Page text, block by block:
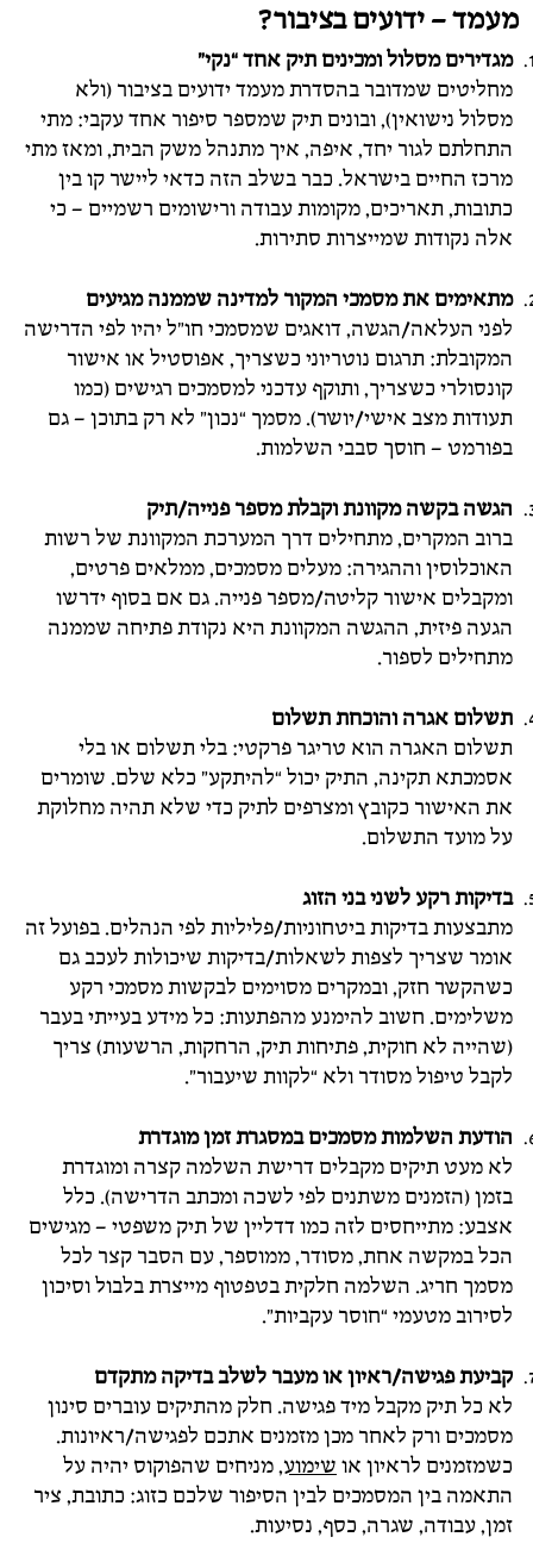
מעמד – ידועים בציבור?
מגדירים מסלול ומכינים תיק אחד “נקי”
מחליטים שמדובר בהסדרת מעמד ידועים בציבור (ולא
מסלול נישואין), ובונים תיק שמספר סיפור אחד עקבי: מתי
התחלתם לגור יחד, איפה, איך מתנהל משק הבית, ומאז מתי
מרכז החיים בישראל. כבר בשלב הזה כדאי ליישר קו בין
כתובות, תאריכים, מקומות עבודה ורישומים רשמיים – כי
אלה נקודות שמייצרות סתירות.
מתאימים את מסמכי המקור למדינה שממנה מגיעים
לפני העלאה/הגשה, דואגים שמסמכי חו”ל יהיו לפי הדרישה
המקובלת: תרגום נוטריוני כשצריך, אפוסטיל או אישור
קונסולרי כשצריך, ותוקף עדכני למסמכים רגישים (כמו
תעודות מצב אישי/יושר). מסמך “נכון” לא רק בתוכן – גם
בפורמט – חוסך סבבי השלמות.
הגשה בקשה מקוונת וקבלת מספר פנייה/תיק
ברוב המקרים, מתחילים דרך המערכת המקוונת של רשות
האוכלוסין וההגירה: מעלים מסמכים, ממלאים פרטים,
ומקבלים אישור קליטה/מספר פנייה. גם אם בסוף ידרשו
הגעה פיזית, ההגשה המקוונת היא נקודת פתיחה שממנה
מתחילים לספור.
תשלום אגרה והוכחת תשלום
תשלום האגרה הוא טריגר פרקטי: בלי תשלום או בלי
אסמכתא תקינה, התיק יכול “להיתקע” כלא שלם. שומרים
את האישור כקובץ ומצרפים לתיק כדי שלא תהיה מחלוקת
על מועד התשלום.
בדיקות רקע לשני בני הזוג
מתבצעות בדיקות ביטחוניות/פליליות לפי הנהלים. בפועל זה
אומר שצריך לצפות לשאלות/בדיקות שיכולות לעכב גם
כשהקשר חזק, ובמקרים מסוימים לבקשות מסמכי רקע
משלימים. חשוב להימנע מהפתעות: כל מידע בעייתי בעבר
(שהייה לא חוקית, פתיחות תיק, הרחקות, הרשעות) צריך
לקבל טיפול מסודר ולא “לקוות שיעבור”.
הודעת השלמות מסמכים במסגרת זמן מוגדרת
לא מעט תיקים מקבלים דרישת השלמה קצרה ומוגדרת
בזמן (הזמנים משתנים לפי לשכה ומכתב הדרישה). כלל
אצבע: מתייחסים לזה כמו דדליין של תיק משפטי – מגישים
הכל במקשה אחת, מסודר, ממוספר, עם הסבר קצר לכל
מסמך חריג. השלמה חלקית בטפטוף מייצרת בלבול וסיכון
לסירוב מטעמי “חוסר עקביות”.
קביעת פגישה/ראיון או מעבר לשלב בדיקה מתקדם
לא כל תיק מקבל מיד פגישה. חלק מהתיקים עוברים סינון
מסמכים ורק לאחר מכן מזמנים אתכם לפגישה/ראיונות.
כשמזמנים לראיון או שימוע, מניחים שהפוקוס יהיה על
התאמה בין המסמכים לבין הסיפור שלכם כזוג: כתובת, ציר
זמן, עבודה, שגרה, כסף, נסיעות.